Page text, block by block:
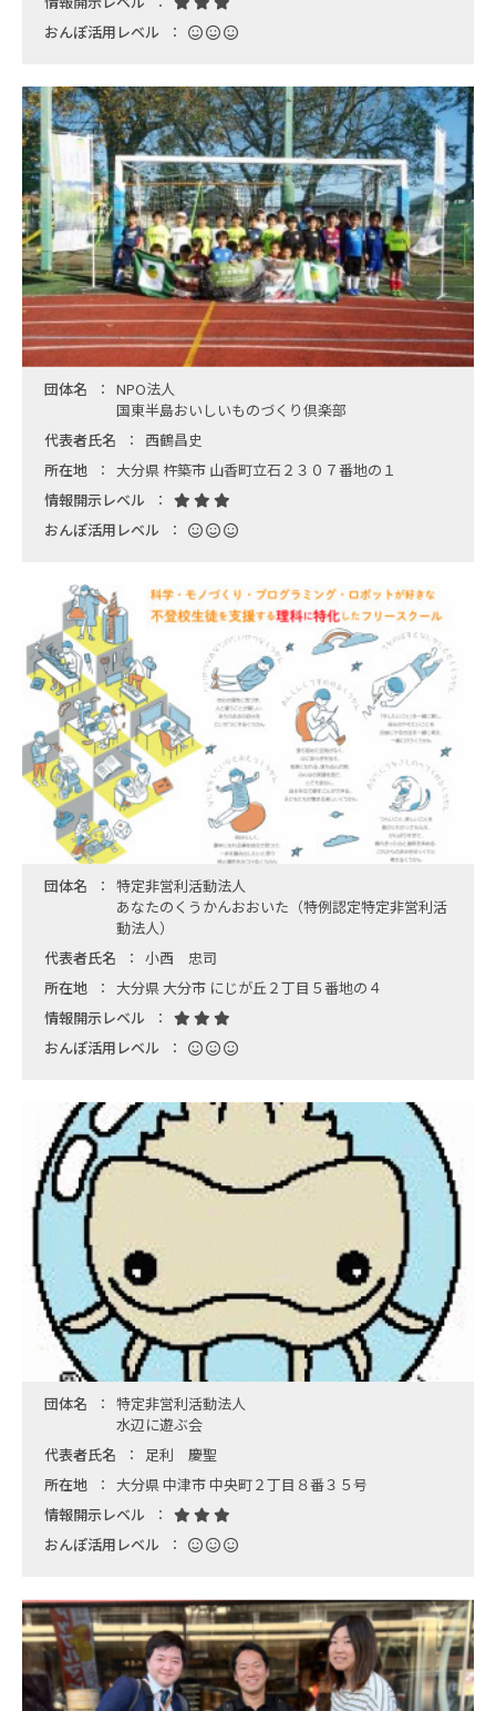
おんぽ活用レベル
団体名
NPO法人
国東半島おいしいものづくり倶楽部
代表者氏名
西鶴昌史
所在地
大分県 杵築市 山香町立石２３０７番地の１
情報開示レベル
おんぽ活用レベル
団体名
特定非営利活動法人
あなたのくうかんおおいた（特例認定特定非営利活
動法人）
代表者氏名
小西 忠司
所在地
大分県 大分市 にじが丘２丁目５番地の４
情報開示レベル
おんぽ活用レベル
団体名
特定非営利活動法人
水辺に遊ぶ会
代表者氏名
足利 慶聖
所在地
大分県 中津市 中央町２丁目８番３５号
情報開示レベル
おんぽ活用レベル